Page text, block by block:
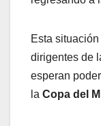
Esta
dirigentes de
esperan
la Copa del